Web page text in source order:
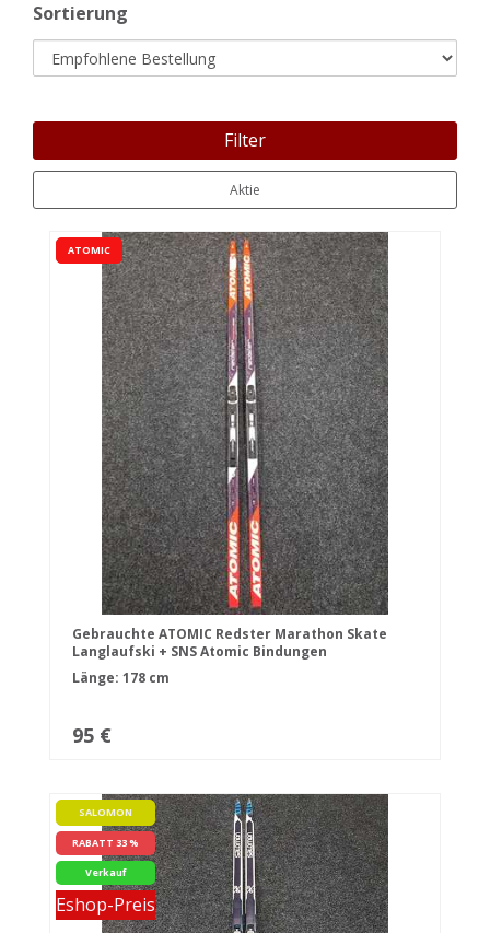
Sortierung
Filter
Aktie
ATOMIC
Gebrauchte ATOMIC Redster Marathon Skate
Langlaufski + SNS Atomic Bindungen
Länge: 178 cm
95 €
SALOMON
RABATT 33 %
Verkauf
Eshop-Preis